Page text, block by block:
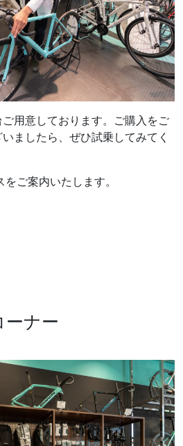
用意しております。ご購入をご
ましたら、ぜひ試乗してみてく
ご案内いたします。
ーナー